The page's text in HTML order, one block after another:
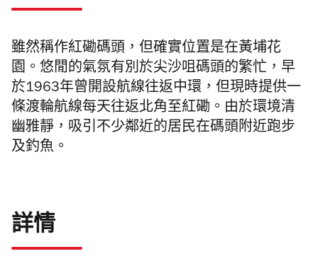
雖然稱作紅磡碼頭，但確實位置是在黃埔花
園。悠閒的氣氛有別於尖沙咀碼頭的繁忙，早
於1963年曾開設航線往返中環，但現時提供一
條渡輪航線每天往返北角至紅磡。由於環境清
幽雅靜，吸引不少鄰近的居民在碼頭附近跑步
及釣魚。
詳情